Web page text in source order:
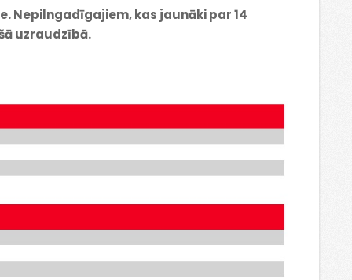
Nepilngadīgajiem, kas jaunāki par 14
uzraudzībā.